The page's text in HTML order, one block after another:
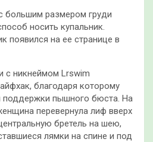
большим размером груди
носить купальник.
появился на ее странице в
с никнеймом Lrswim
благодаря которому
поддержки пышного бюста. На
перевернула лиф вверх
бретель на шею,
лямки на спине и под